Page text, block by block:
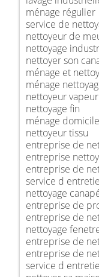
ménage régulier
service de
nettoyeur de
nettoyage
nettoyer son
ménage et
ménage
nettoyeur
nettoyage fin
ménage
nettoyeur tissu
entreprise de
entreprise
entreprise de
service d
nettoyage
entreprise de
entreprise de
nettoyage
entreprise de
entreprise de
service d